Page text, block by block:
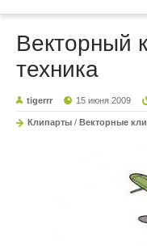
Векторный
техника
tigerrr 15 июня 2009
Клипарты / Векторные